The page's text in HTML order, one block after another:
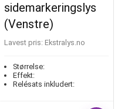
sidemarkeringslys
(Venstre)
Lavest pris: ekstralys.no
Størrelse:
Effekt:
Relésats inkludert: